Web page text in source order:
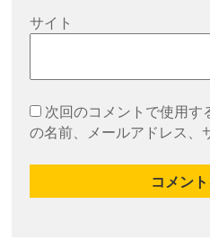
サイト
次回のコメントで使用す
の名前、メールアドレス、